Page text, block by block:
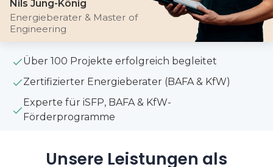
Nils Jung-König
Energieberater & Master of
Engineering
Über 100 Projekte erfolgreich begleitet
Zertifizierter Energieberater (BAFA & KfW)
Experte für iSFP, BAFA & KfW-
Förderprogramme
Unsere Leistungen als